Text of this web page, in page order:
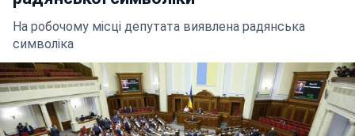
На робочому місці депутата виявлена радянська
символіка